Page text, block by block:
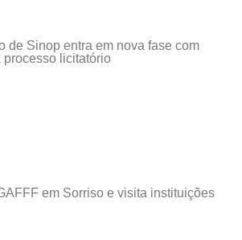
de Sinop entra em nova fase com
processo licitatório
em Sorriso e visita instituições